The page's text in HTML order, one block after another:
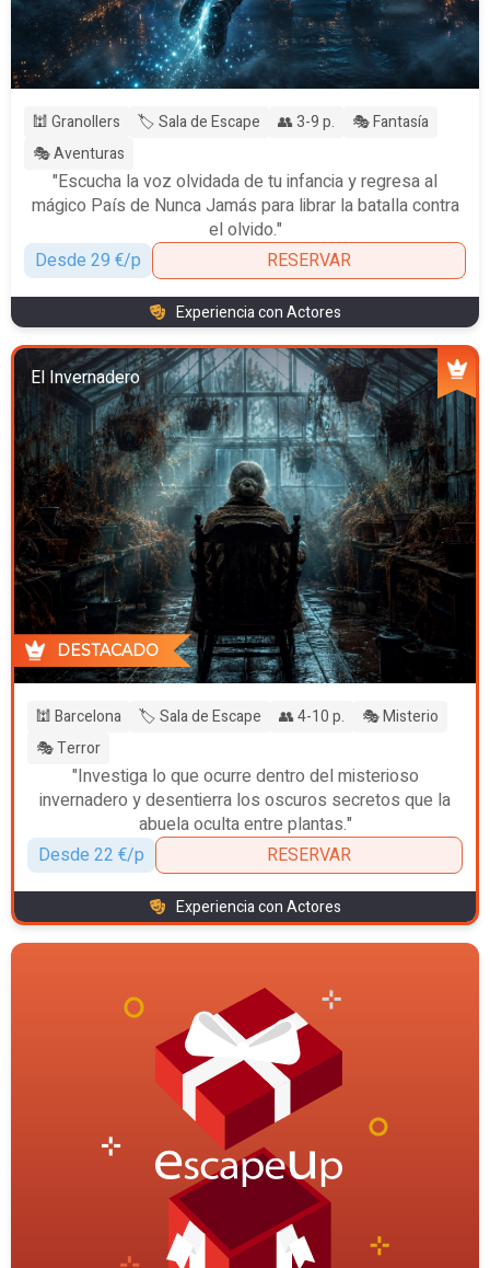
🕍 Granollers 🏷️ Sala de Escape 👥 3-9 p.
🎭 Fantasía
🎭 Aventuras
"Escucha la voz olvidada de tu infancia y regresa al
mágico País de Nunca Jamás para librar la batalla contra
el olvido."
Desde 29 €/p
RESERVAR
Experiencia con Actores
El Invernadero
DESTACADO
🕍 Barcelona 🏷️ Sala de Escape 👥 4-10 p.
🎭 Misterio
🎭 Terror
"Investiga lo que ocurre dentro del misterioso
invernadero y desentierra los oscuros secretos que la
abuela oculta entre plantas."
Desde 22 €/p
RESERVAR
Experiencia con Actores